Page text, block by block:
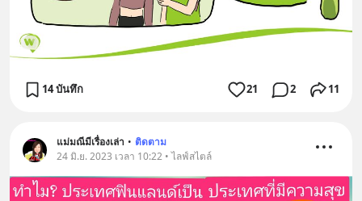
14 บันทึก 21 2 11
แม่มณีมีเรื่องเล่า • ติดตาม
24 มิ.ย. 2023 เวลา 10:22 • ไลฟ์สไตล์